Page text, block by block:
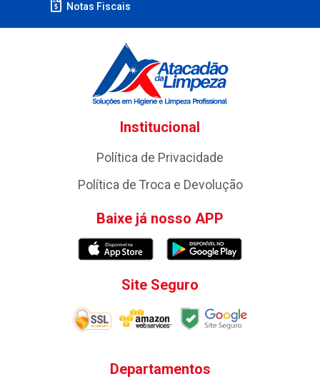
Notas Fiscais
Institucional
Política de Privacidade
Política de Troca e Devolução
Baixe já nosso APP
Site Seguro
Departamentos